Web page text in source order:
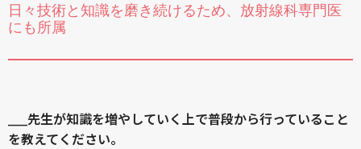
日々技術と知識を磨き続けるため、放射線科専門医
にも所属
____先生が知識を増やしていく上で普段から行っていること
を教えてください。